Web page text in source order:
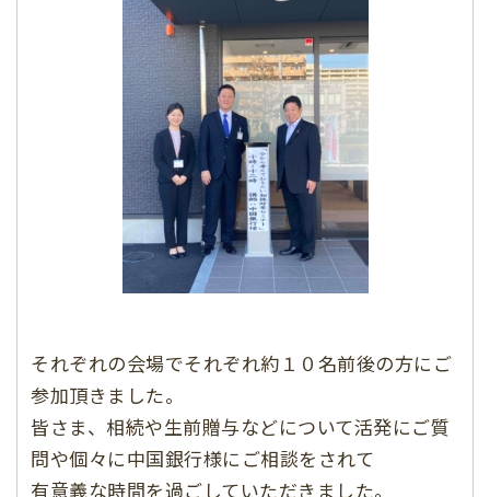
それぞれの会場でそれぞれ約１０名前後の方にご
参加頂きました。
皆さま、相続や生前贈与などについて活発にご質
問や個々に中国銀行様にご相談をされて
有意義な時間を過ごしていただきました。